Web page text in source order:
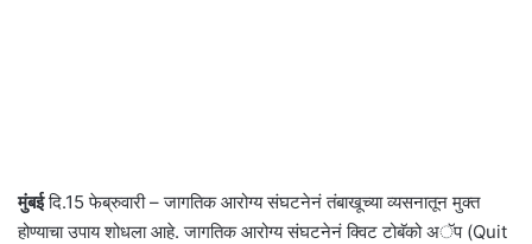
मुंबईदि.15 फेब्रुवारी – जागतिक आरोग्य संघटनेनं तंबाखूच्या व्यसनातून मुक्त
होण्याचा उपाय शोधला आहे. जागतिक आरोग्य संघटनेनं क्विट टोबॅको अॅप (Quit